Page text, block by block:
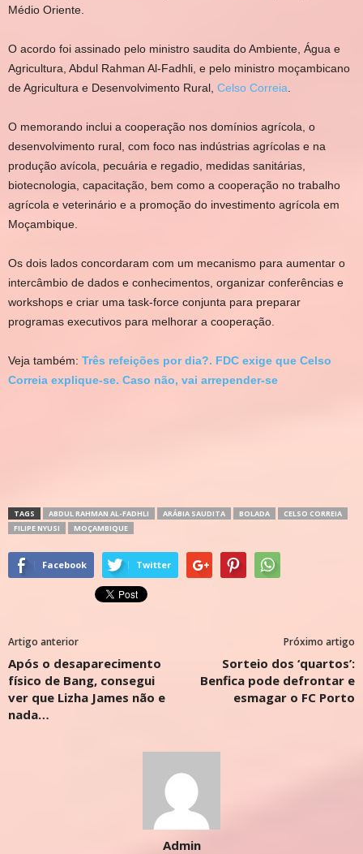
Médio Oriente.
O acordo foi assinado pelo ministro saudita do Ambiente, Água e
Agricultura, Abdul Rahman Al-Fadhli, e pelo ministro moçambicano
de Agricultura e Desenvolvimento Rural, Celso Correia
O memorando inclui a cooperação nos domínios agrícola, o
desenvolvimento rural, com foco nas indústrias agrícolas e na
produção avícola, pecuária e regadio, medidas sanitárias,
biotecnologia, capacitação, bem como a cooperação no trabalho
agrícola e veterinário e a promoção do investimento agrícola em
Moçambique.
Os dois lados concordaram com um mecanismo para aumentar o
intercâmbio de dados e conhecimentos, organizar conferências e
workshops e criar uma task-force conjunta para preparar
programas executivos para melhorar a cooperação.
Veja também: Três refeições por dia?. FDC exige que Celso
Correia explique-se. Caso não, vai arrepender-se
TAGS ABDUL RAHMAN AL-FADHLI ARÁBIA SAUDITA BOLADA
CELSO CORREIA
FILIPE NYUSI
MOÇAMBIQUE
Facebook Twitter
Artigo anterior
Após o desaparecimento
físico de Bang, consegui
ver que Lizha James não e
nada…
Próximo artigo
Sorteio dos ‘quartos’:
Benfica pode defrontar e
esmagar o FC Porto
Admin